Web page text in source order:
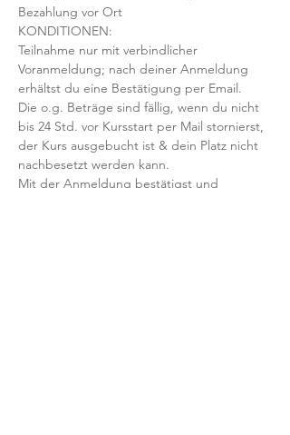
Bezahlung vor Ort
KONDITIONEN:
Teilnahme nur mit verbindlicher
Voranmeldung; nach deiner Anmeldung
erhältst du eine Bestätigung per Email.
Die o.g. Beträge sind fällig, wenn du nicht
bis 24 Std. vor Kursstart per Mail stornierst,
der Kurs ausgebucht ist & dein Platz nicht
nachbesetzt werden kann.
Mit der Anmeldung bestätigst und